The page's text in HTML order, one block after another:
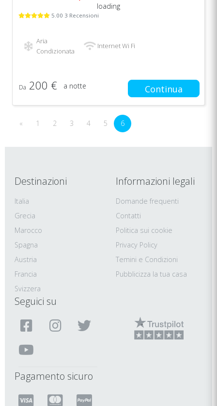
5.00 3 Recensioni
loading
Aria
Condizionata
Internet Wi Fi
Da 200 € a notte Continua
« 1 2 3 4 5 6
Destinazioni
Italia
Grecia
Marocco
Spagna
Austria
Francia
Svizzera
Informazioni legali
Domande frequenti
Contatti
Politica sui cookie
Privacy Policy
Temini e Condizioni
Pubblicizza la tua casa
Seguici su
Pagamento sicuro